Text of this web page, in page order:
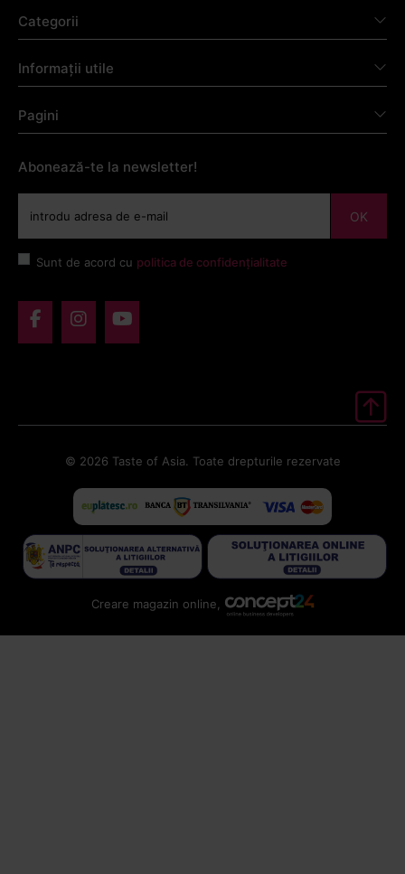
Categorii
Informații utile
Pagini
Abonează-te la newsletter!
OK
Sunt de acord cu politica de confidențialitate
© 2026 Taste of Asia. Toate drepturile rezervate
Creare magazin online,